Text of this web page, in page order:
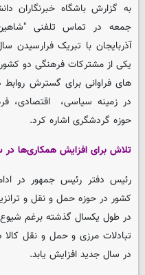
به گزارش باشگاه خبرنگاران
جمعه در تماس تلفنی
یکی از مشترکات فرهنگی دو
های فراوانی برای گسترش روابط
در زمینه سیاسی، اقتصادی،
حوزه گردشگری اشاره کرد.
تلاش برای افزایش همکاری‌ها
رئیس دفتر رئیس جمهور در
کشور در حوزه حمل و نقل و
در طول یکسال گذشته برغم
تبادلات مرزی و حمل و نقل کالا
در سال جدید افزایش یابد.